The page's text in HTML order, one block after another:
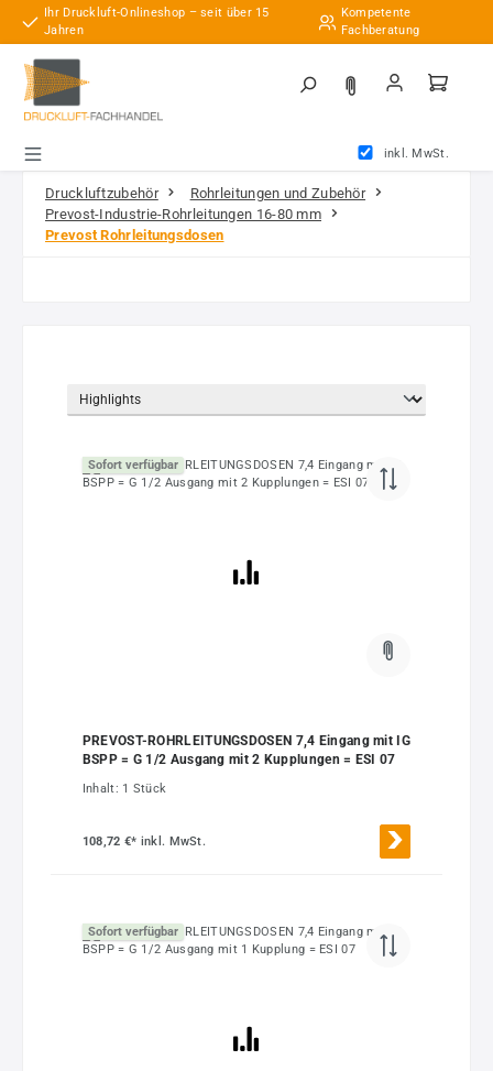
Zum Hauptinhalt springen
Ihr Druckluft-Onlineshop – seit über 15
Jahren
Kompetente
Fachberatung
inkl. MwSt.
Druckluftzubehör
Rohrleitungen und Zubehör
Prevost-Industrie-Rohrleitungen 16-80 mm
Prevost Rohrleitungsdosen
Sofort verfügbar
PREVOST-ROHRLEITUNGSDOSEN 7,4 Eingang mit IG
BSPP = G 1/2 Ausgang mit 2 Kupplungen = ESI 07
Inhalt: 1 Stück
108,72 €* inkl. MwSt.
Sofort verfügbar